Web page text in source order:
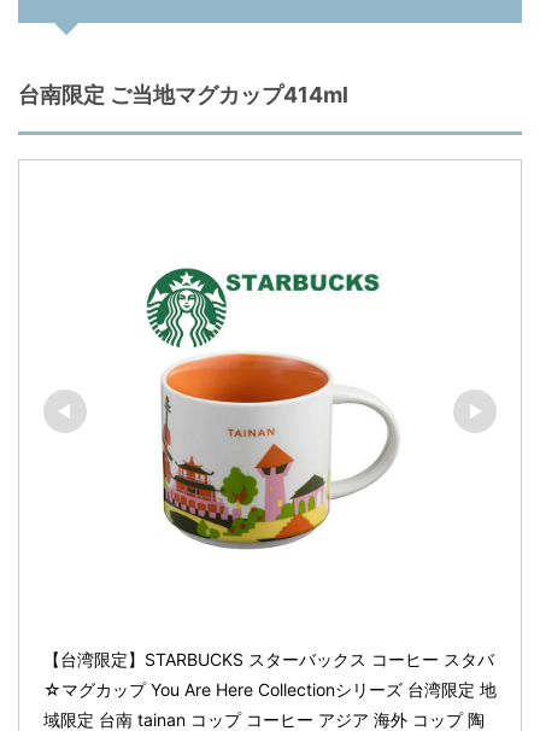
台南限定 ご当地マグカップ414ml
【台湾限定】STARBUCKS スターバックス コーヒー スタバ
☆マグカップ You Are Here Collectionシリーズ 台湾限定 地
域限定 台南 tainan コップ コーヒー アジア 海外 コップ 陶